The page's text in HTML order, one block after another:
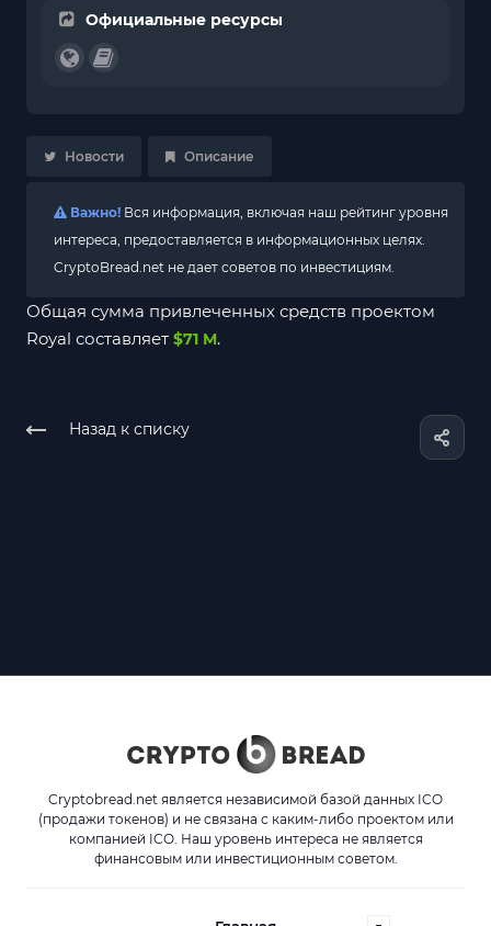
Официальные ресурсы
Новости Описание
Важно! Вся информация, включая наш рейтинг уровня
интереса, предоставляется в информационных целях.
CryptoBread.net не дает советов по инвестициям.
Общая сумма привлеченных средств проектом
Royal составляет $71 M.
Назад к списку
Cryptobread.net является независимой базой данных ICO
(продажи токенов) и не связана с каким-либо проектом или
компанией ICO. Наш уровень интереса не является
финансовым или инвестиционным советом.